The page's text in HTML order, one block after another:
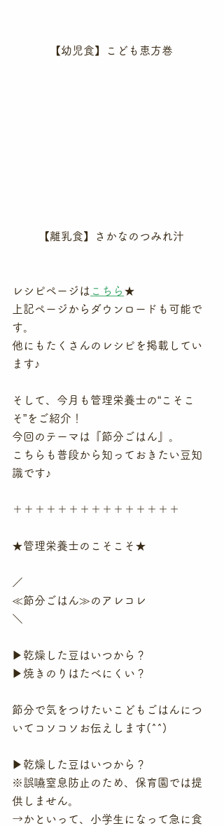
【幼児食】こども恵方巻
【離乳食】さかなのつみれ汁
レシピページは こちら ★
上記ページからダウンロードも可能で
す。
他にもたくさんのレシピを掲載してい
ます♪
そして、今月も管理栄養士の“こそこ
そ”をご紹介！
今回のテーマは『節分ごはん』。
こちらも普段から知っておきたい豆知
識です♪
＋＋＋＋＋＋＋＋＋＋＋＋＋＋＋
★管理栄養士のこそこそ★
／
≪節分ごはん≫のアレコレ
＼
▶乾燥した豆はいつから？
▶焼きのりはたべにくい？
節分で気をつけたいこどもごはんにつ
いてコソコソお伝えします(^^)
▶乾燥した豆はいつから？
※誤嚥窒息防止のため、保育園では提
供しません。
→かといって、小学生になって急に食